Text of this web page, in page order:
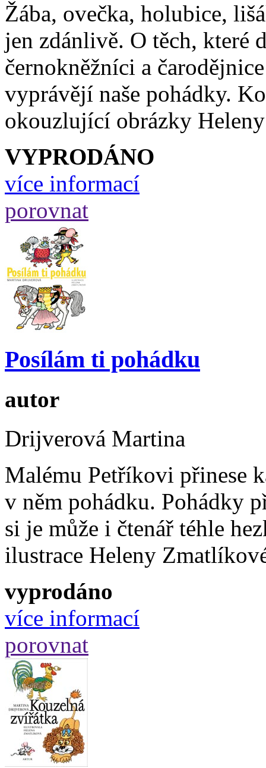
Žába, ovečka, holubice,
jen zdánlivě. O těch, které
černokněžníci a
vyprávějí naše pohádky.
okouzlující obrázky
VYPRODÁNO
více informací
porovnat
Posílám ti pohádku
autor
Drijverová Martina
Malému Petříkovi přinese
v něm pohádku. Pohádky
si je může i čtenář téhle
ilustrace Heleny
vyprodáno
více informací
porovnat